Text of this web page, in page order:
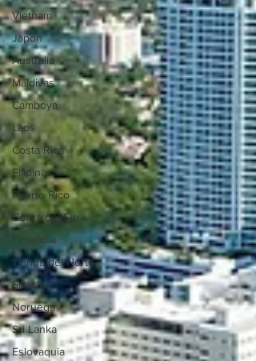
Vietnam
Japon
Australia
Maldivas
Camboya
Laos
Costa Rica
Filipinas
Puerto Rico
Corea del Sur
Finlandia
Irlanda del Norte
Suecia
Noruega
Sri Lanka
Eslovaquia